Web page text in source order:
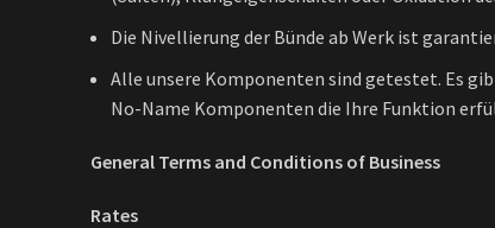
Die Nivellierung der Bünde ab Werk ist
Alle unsere Komponenten sind getestet. Es
No-Name Komponenten die Ihre Funktion
General Terms and Conditions of Business
Rates